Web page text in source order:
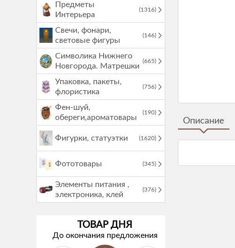
Предметы
Интерьера
(1316)
Свечи, фонари,
световые фигуры
(146)
Символика Нижнего
Новгорода. Матрешки
(665)
Упаковка, пакеты,
флористика
(756)
Фен-шуй,
обереги,ароматовары
(190)
Фигурки, статуэтки (1620)
Фототовары (345)
Элементы питания ,
электроника, клей
(376)
ТОВАР ДНЯ
До окончания предложения
Описание